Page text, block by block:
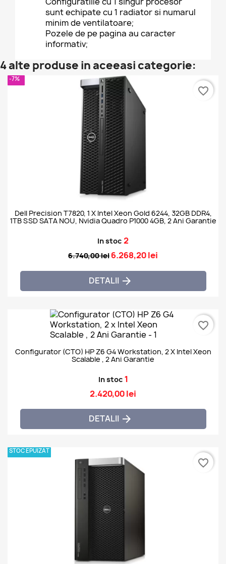
sunt echipate cu 1 radiator si numarul
minim de ventilatoare;
Pozele de pe pagina au caracter
informativ;
4 alte produse in aceeasi categorie:
Dell Precision T7820, 1 X Intel Xeon Gold 6244, 32GB DDR4,
1TB SSD SATA NOU, Nvidia Quadro P1000 4GB, 2 Ani Garantie
In stoc 2
6.740,00 lei6.268,20 lei
DETALII 
-7%
favorite_border
Configurator (CTO) HP Z6 G4 Workstation, 2 X Intel Xeon
Scalable , 2 Ani Garantie
In stoc 1
2.420,00 lei
DETALII 
favorite_border
STOC EPUIZAT
favorite_border